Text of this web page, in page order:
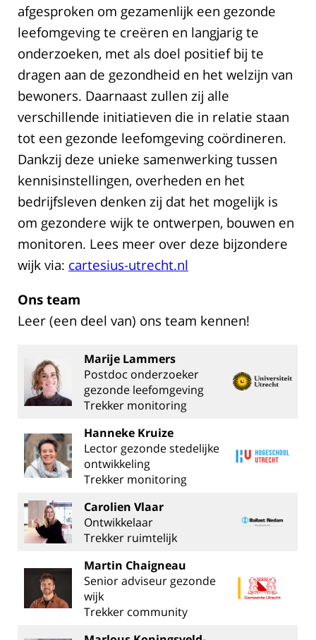
afgesproken om gezamenlijk een gezonde
leefomgeving te creëren en langjarig te
onderzoeken, met als doel positief bij te
dragen aan de gezondheid en het welzijn van
bewoners. Daarnaast zullen zij alle
verschillende initiatieven die in relatie staan
tot een gezonde leefomgeving coördineren.
Dankzij deze unieke samenwerking tussen
kennisinstellingen, overheden en het
bedrijfsleven denken zij dat het mogelijk is
om gezondere wijk te ontwerpen, bouwen en
monitoren. Lees meer over deze bijzondere
wijk via: cartesius-utrecht.nl
Ons team
Leer (een deel van) ons team kennen!
Marije Lammers
Postdoc onderzoeker
gezonde leefomgeving
Trekker monitoring
Hanneke Kruize
Lector gezonde stedelijke
ontwikkeling
Trekker monitoring
Carolien Vlaar
Ontwikkelaar
Trekker ruimtelijk
Martin Chaigneau
Senior adviseur gezonde
wijk
Trekker community